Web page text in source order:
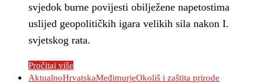
svjedok burne povijesti obilježene napetostima
uslijed geopolitičkih igara velikih sila nakon I.
svjetskog rata.
Pročitaj više
AktualnoHrvatskaMeđimurjeOkoliš i zaštita prirode